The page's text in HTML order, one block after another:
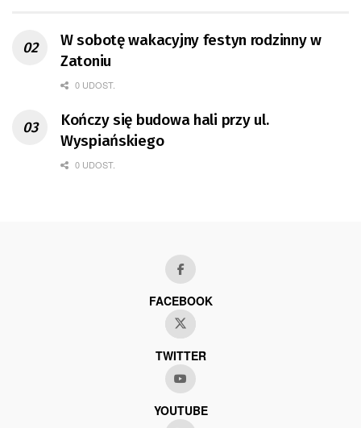
W sobotę wakacyjny festyn rodzinny w
Zatoniu
0 UDOST.
Kończy się budowa hali przy ul.
Wyspiańskiego
0 UDOST.
FACEBOOK
TWITTER
YOUTUBE